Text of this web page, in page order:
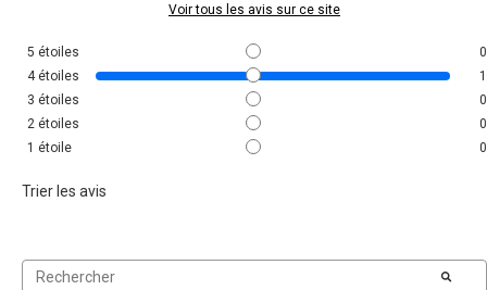
Voir tous les avis sur ce site
5 étoiles
0
4 étoiles
1
3 étoiles
0
2 étoiles
0
1 étoile 0
Trier les avis